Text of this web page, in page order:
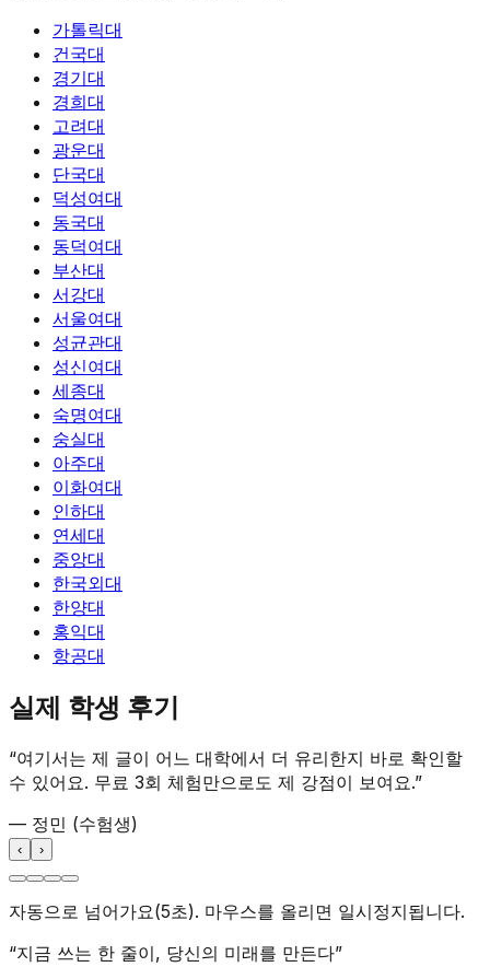
가톨릭대
건국대
경기대
경희대
고려대
광운대
단국대
덕성여대
동국대
동덕여대
부산대
서강대
서울여대
성균관대
성신여대
세종대
숙명여대
숭실대
아주대
이화여대
인하대
연세대
중앙대
한국외대
한양대
홍익대
항공대
실제 학생 후기
“여기서는 제 글이 어느 대학에서 더 유리한지 바로 확인할
수 있어요. 무료 3회 체험만으로도 제 강점이 보여요.”
— 정민 (수험생)
‹ ›
자동으로 넘어가요(5초). 마우스를 올리면 일시정지됩니다.
“지금 쓰는 한 줄이, 당신의 미래를 만든다”